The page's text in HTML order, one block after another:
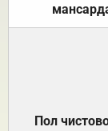
Пол